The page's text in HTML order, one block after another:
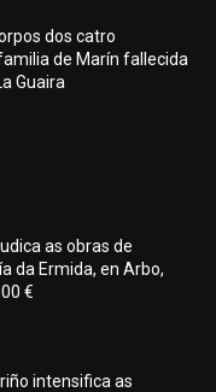
dos catro
de Marín fallecida
Guaira
as obras de
da Ermida, en Arbo,
€
intensifica as